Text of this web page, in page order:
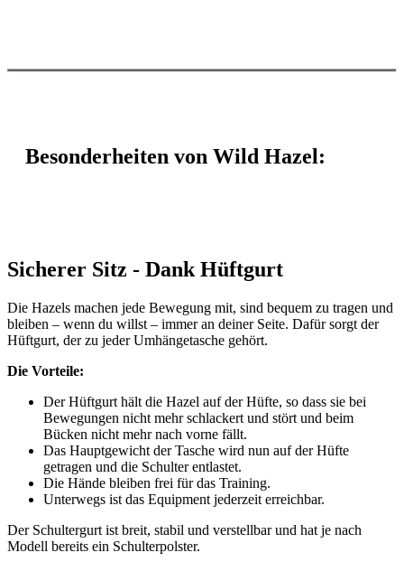
Besonderheiten von Wild Hazel:
Sicherer Sitz - Dank Hüftgurt
Die Hazels machen jede Bewegung mit, sind bequem zu tragen und
bleiben – wenn du willst – immer an deiner Seite. Dafür sorgt der
Hüftgurt, der zu jeder Umhängetasche gehört.
Die Vorteile:
Der Hüftgurt hält die Hazel auf der Hüfte, so dass sie bei
Bewegungen nicht mehr schlackert und stört und beim
Bücken nicht mehr nach vorne fällt.
Das Hauptgewicht der Tasche wird nun auf der Hüfte
getragen und die Schulter entlastet.
Die Hände bleiben frei für das Training.
Unterwegs ist das Equipment jederzeit erreichbar.
Der Schultergurt ist breit, stabil und verstellbar und hat je nach
Modell bereits ein Schulterpolster.